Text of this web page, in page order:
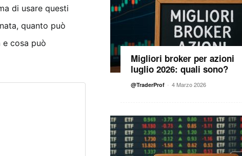
di usare questi
quanto può
e cosa può
Migliori broker per azioni
luglio 2026: quali sono?
@TraderProf - 4 Marzo 2026